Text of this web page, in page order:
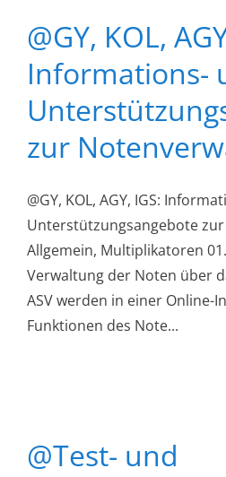
@GY, KOL,
Informations-
zur
@GY, KOL, AGY, IGS:
Unterstützungsangebote
Allgemein, Multiplikatoren
Verwaltung der Noten über
ASV werden in einer Online-
Funktionen des Note...
@Test- und